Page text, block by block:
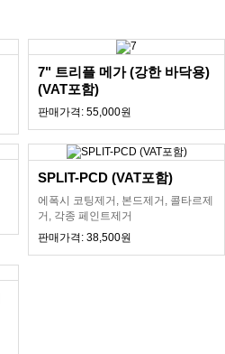
7" 트리플 메가 (강한 바닥용)
(VAT포함)
판매가격: 55,000원
SPLIT-PCD (VAT포함)
에폭시 코팅제거, 본드제거, 콜타르제
거, 각종 페인트제거
판매가격: 38,500원